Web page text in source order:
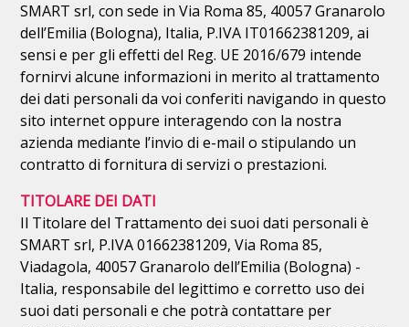
SMART srl, con sede in Via Roma 85, 40057 Granarolo
dell’Emilia (Bologna), Italia, P.IVA IT01662381209, ai
sensi e per gli effetti del Reg. UE 2016/679 intende
fornirvi alcune informazioni in merito al trattamento
dei dati personali da voi conferiti navigando in questo
sito internet oppure interagendo con la nostra
azienda mediante l’invio di e-mail o stipulando un
contratto di fornitura di servizi o prestazioni.
TITOLARE DEI DATI
Il Titolare del Trattamento dei suoi dati personali è
SMART srl, P.IVA 01662381209, Via Roma 85,
Viadagola, 40057 Granarolo dell’Emilia (Bologna) -
Italia, responsabile del legittimo e corretto uso dei
suoi dati personali e che potrà contattare per